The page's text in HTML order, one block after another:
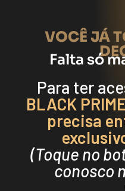
VOCÊ JÁ
Falta só
Para ter
BLACK
precisa
(Toque no
conosco